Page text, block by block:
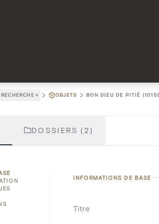
RECHERCHE ˅ OBJETS BON DIEU DE PITIÉ
DOSSIERS (2)
INFORMATIONS DE BASE
Titre